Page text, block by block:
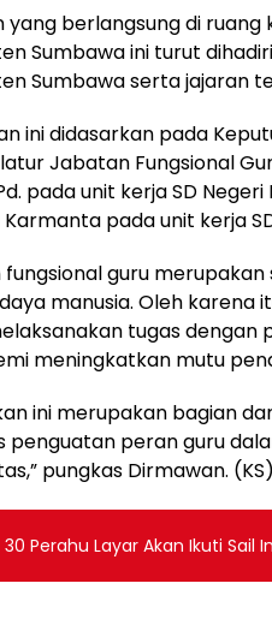
yang berlangsung di
Sumbawa ini turut
Sumbawa serta jajaran
ini didasarkan pada
Jabatan Fungsional
pada unit kerja SD
pada unit kerja
guru
manusia. Oleh karena
tugas dengan
meningkatkan mutu
ini merupakan bagian
penguatan peran guru
pungkas Dirmawan. (KS)
30 Perahu Layar Akan Ikuti Sail